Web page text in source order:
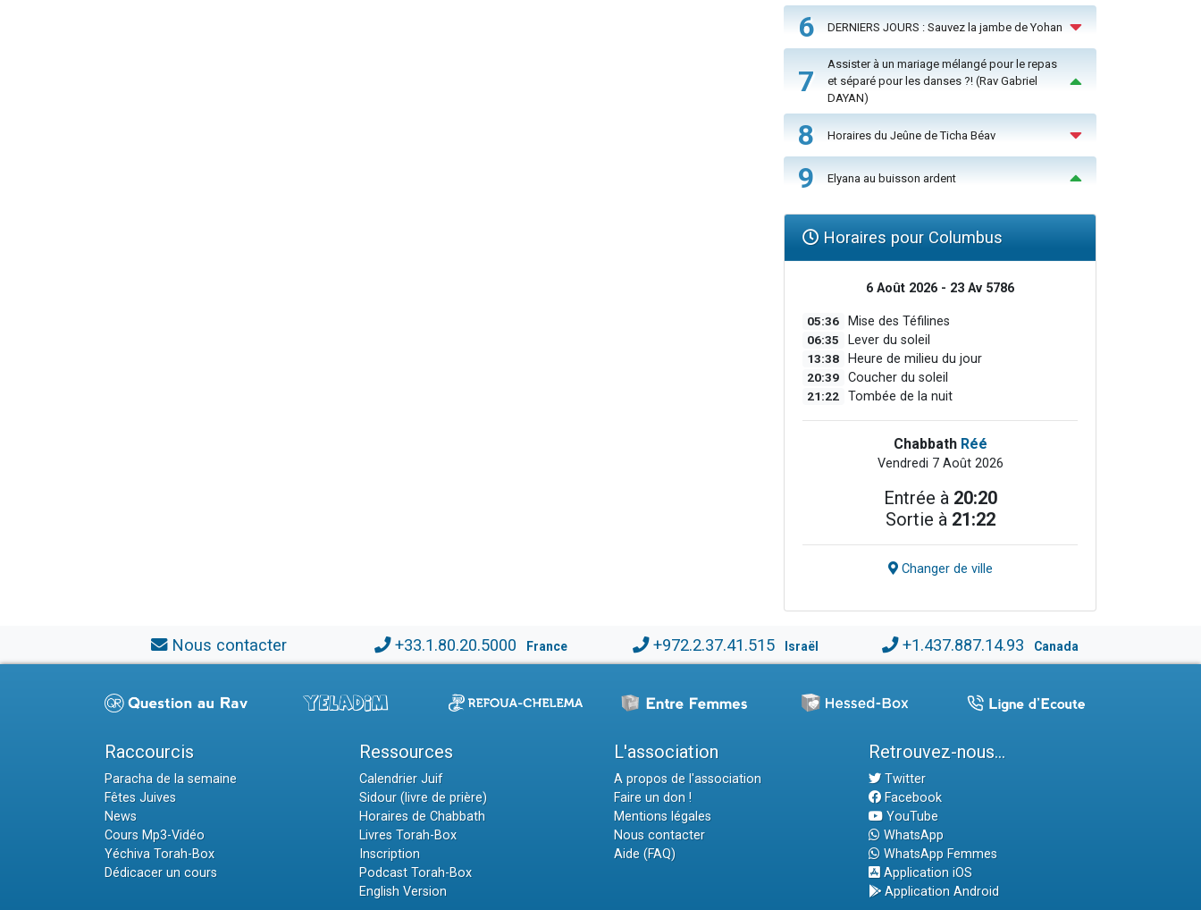
6 DERNIERS JOURS : Sauvez la jambe de Yohan
7
Assister à un mariage mélangé pour le repas
et séparé pour les danses ?! (Rav Gabriel
DAYAN)
8 Horaires du Jeûne de Ticha Béav
9 Elyana au buisson ardent
Horaires pour Columbus
6 Août 2026 - 23 Av 5786
05:36 Mise des Téfilines
06:35 Lever du soleil
13:38 Heure de milieu du jour
20:39 Coucher du soleil
21:22 Tombée de la nuit
Chabbath Réé
Vendredi 7 Août 2026
Entrée à 20:20
Sortie à 21:22
Changer de ville
Nous contacter +33.1.80.20.5000 France +972.2.37.41.515 Israël +1.437.887.14.93 Canada
Raccourcis
Paracha de la semaine
Fêtes Juives
News
Cours Mp3-Vidéo
Yéchiva Torah-Box
Dédicacer un cours
Ressources
Calendrier Juif
Sidour (livre de prière)
Horaires de Chabbath
Livres Torah-Box
Inscription
Podcast Torah-Box
English Version
L'association
A propos de l'association
Faire un don !
Mentions légales
Nous contacter
Aide (FAQ)
Retrouvez-nous...
Twitter
Facebook
YouTube
WhatsApp
WhatsApp Femmes
Application iOS
Application Android